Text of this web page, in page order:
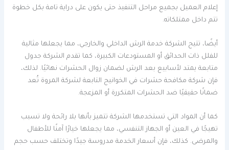
إعلام العميل بجميع مراحل التنفيذ حتى يكون على دراية تامة بكل خطوة
تتم داخل ممتلكاته.
أيضًا، تتيح الشركة خدمة الرش الداخلي والخارجي، مما يجعلها مثالية
للفلل ذات الحدائق أو المستودعات الكبيرة، كما تقدم الشركة جدول
متابعة يمتد لأسابيع بعد الرش لضمان زوال الحشرات نهائيًا. لذلك،
فإن شركة مكافحة حشرات في الخوانيج التابعة لشركة المروة تُعد
ضمانًا حقيقيًا ضد الحشرات المتكررة أو المزعجة.
كما أن المواد التي تستخدمها الشركة تتميز بأنها بلا رائحة ولا تسبب
تهيجًا في العين أو الجهاز التنفسي، مما يجعلها خيارًا آمنًا للأطفال
والمرضى. كذلك، فإن أسعار الخدمة مدروسة جيدًا وتختلف حسب حجم